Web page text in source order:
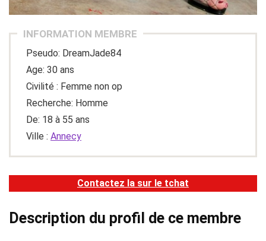
INFORMATION MEMBRE
Pseudo: DreamJade84
Age: 30 ans
Civilité : Femme non op
Recherche: Homme
De: 18 à 55 ans
Ville : Annecy
Contactez la sur le tchat
Description du profil de ce membre